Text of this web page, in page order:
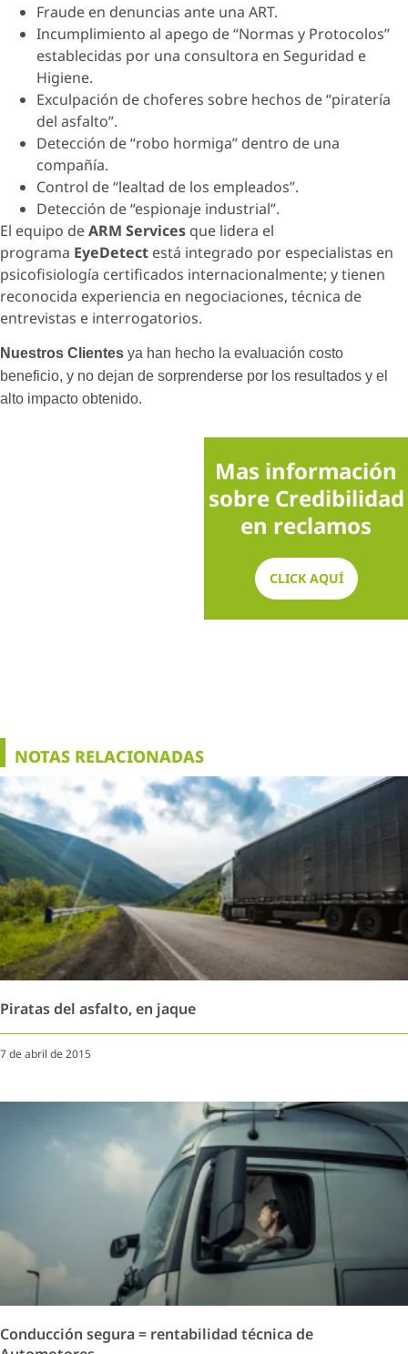
Fraude en denuncias ante una ART.
Incumplimiento al apego de “Normas y Protocolos”
establecidas por una consultora en Seguridad e
Higiene.
Exculpación de choferes sobre hechos de “piratería
del asfalto”.
Detección de “robo hormiga” dentro de una
compañía.
Control de “lealtad de los empleados”.
Detección de “espionaje industrial”.
El equipo deARM Services que lidera el
programa EyeDetect está integrado por especialistas en
psicofisiología certificados internacionalmente; y tienen
reconocida experiencia en negociaciones, técnica de
entrevistas e interrogatorios.
Nuestros Clientes ya han hecho la evaluación costo
beneficio, y no dejan de sorprenderse por los resultados y el
alto impacto obtenido.
Mas información
sobre Credibilidad
en reclamos
CLICK AQUÍ
NOTAS RELACIONADAS
Piratas del asfalto, en jaque
7 de abril de 2015
Conducción segura = rentabilidad técnica de